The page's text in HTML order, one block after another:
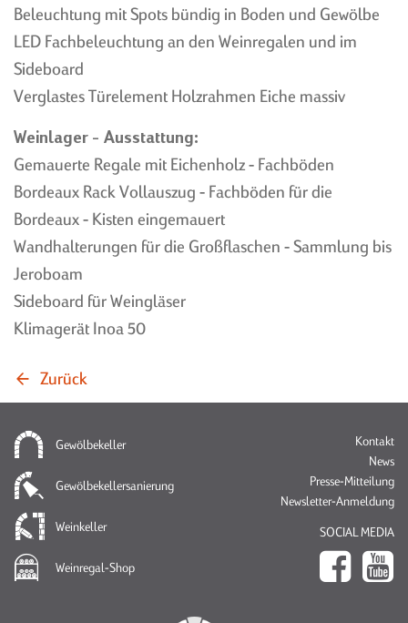
WIE WEIN LAGERN
KELLERMEISTERS
KELLERKNIGGE
WARUM EIN
GEWÖLBEKELLER?
AUSSTELLUNG,
ÖFFNUNGSZEITEN
ANSPRECHPARTNER
DATENSCHUTZERKLÄRUNG
Beleuchtung mit Spots bündig in Boden und Gewölbe
LED Fachbeleuchtung an den Weinregalen und im
Sideboard
Verglastes Türelement Holzrahmen Eiche massiv
Weinlager - Ausstattung:
Gemauerte Regale mit Eichenholz - Fachböden
Bordeaux Rack Vollauszug - Fachböden für die
Bordeaux - Kisten eingemauert
Wandhalterungen für die Großflaschen - Sammlung bis
Jeroboam
Sideboard für Weingläser
Klimagerät Inoa 50
Zurück
Gewölbekeller
Gewölbekellersanierung
Weinkeller
Weinregal-Shop
Kontakt
News
Presse-Mitteilung
Newsletter-Anmeldung
SOCIAL MEDIA